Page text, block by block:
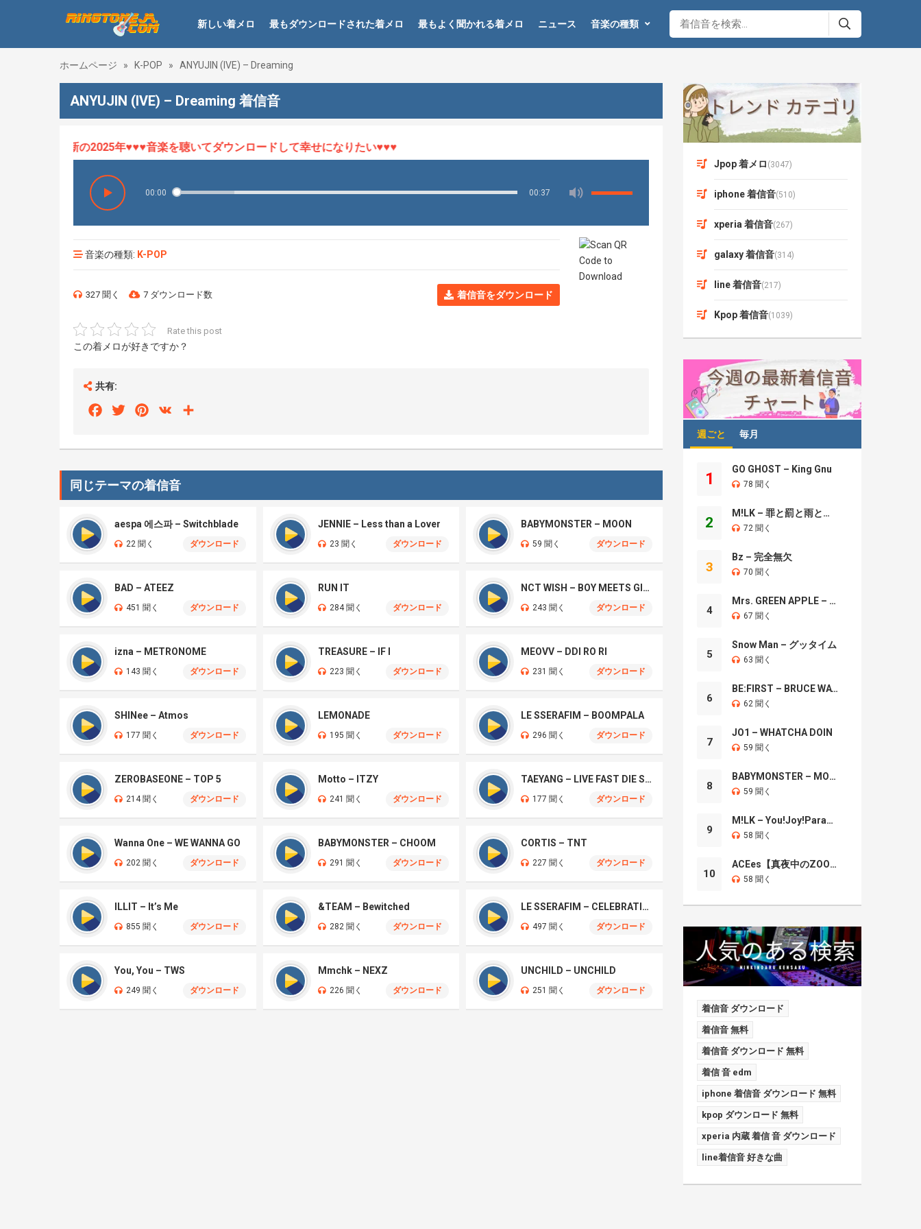
新しい着メロ 最もダウンロードされた着メロ 最もよく聞かれる着メロ ニュース 音楽の種類
ホームページ » K-POP » ANYUJIN (IVE) – Dreaming
ANYUJIN (IVE) – Dreaming 着信音
HOT、最新の2025年♥♥♥音楽を聴いてダウンロードして幸せになりたい♥♥♥
00:00 00:37
音楽の種類: K-POP
327 聞く 7 ダウンロード数 着信音をダウンロード
Rate this post
この着メロが好きですか？
共有:
FacebookTwitterPinterest
VK
同じテーマの着信音
aespa 에스파 – Switchblade
22 聞く ダウンロード
JENNIE – Less than a Lover
23 聞く ダウンロード
BABYMONSTER – MOON
59 聞く ダウンロード
BAD – ATEEZ
451 聞く ダウンロード
RUN IT
284 聞く ダウンロード
NCT WISH – BOY MEETS GIRL
243 聞く ダウンロード
izna – METRONOME
143 聞く ダウンロード
TREASURE – IF I
223 聞く ダウンロード
MEOVV – DDI RO RI
231 聞く ダウンロード
SHINee – Atmos
177 聞く ダウンロード
LEMONADE
195 聞く ダウンロード
LE SSERAFIM – BOOMPALA
296 聞く ダウンロード
ZEROBASEONE – TOP 5
214 聞く ダウンロード
Motto – ITZY
241 聞く ダウンロード
TAEYANG – LIVE FAST DIE SLOW
177 聞く ダウンロード
Wanna One – WE WANNA GO
202 聞く ダウンロード
BABYMONSTER – CHOOM
291 聞く ダウンロード
CORTIS – TNT
227 聞く ダウンロード
ILLIT – It’s Me
855 聞く ダウンロード
&TEAM – Bewitched
282 聞く ダウンロード
LE SSERAFIM – CELEBRATION
497 聞く ダウンロード
You, You – TWS
249 聞く ダウンロード
Mmchk – NEXZ
226 聞く ダウンロード
UNCHILD – UNCHILD
251 聞く ダウンロード
Jpop 着メロ (3047)
iphone 着信音(510)
xperia 着信音(267)
galaxy 着信音(314)
line 着信音(217)
Kpop 着信音(1039)
週ごと 毎月
1
GO GHOST – King Gnu
78 聞く
2
M!LK – 罪と罰と雨とキス
72 聞く
3
Bz – 完全無欠
70 聞く
4
Mrs. GREEN APPLE – Brand New
67 聞く
5
Snow Man – グッタイム
63 聞く
6
BE:FIRST – BRUCE WAYNE
62 聞く
7
JO1 – WHATCHA DOIN
59 聞く
8
BABYMONSTER – MOON
59 聞く
9
M!LK – You!Joy!Parade!
58 聞く
10
ACEes【真夜中のZOO】
58 聞く
着信音 ダウンロード
着信音 無料
着信音 ダウンロード 無料
着信 音 edm
iphone 着信音 ダウンロード 無料
kpop ダウンロード 無料
xperia 内蔵 着信 音 ダウンロード
line着信音 好きな曲